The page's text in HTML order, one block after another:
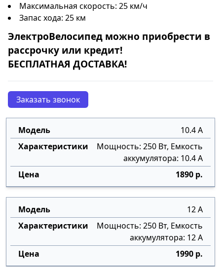
Максимальная скорость: 25 км/ч
Запас хода: 25 км
ЭлектроВелосипед можно приобрести в
рассрочку или кредит!
БЕСПЛАТНАЯ ДОСТАВКА!
Заказать звонок
10.4 А
Мощность: 250 Вт, Емкость
аккумулятора: 10.4 А
1890 р.
12 А
Мощность: 250 Вт, Емкость
аккумулятора: 12 А
1990 р.